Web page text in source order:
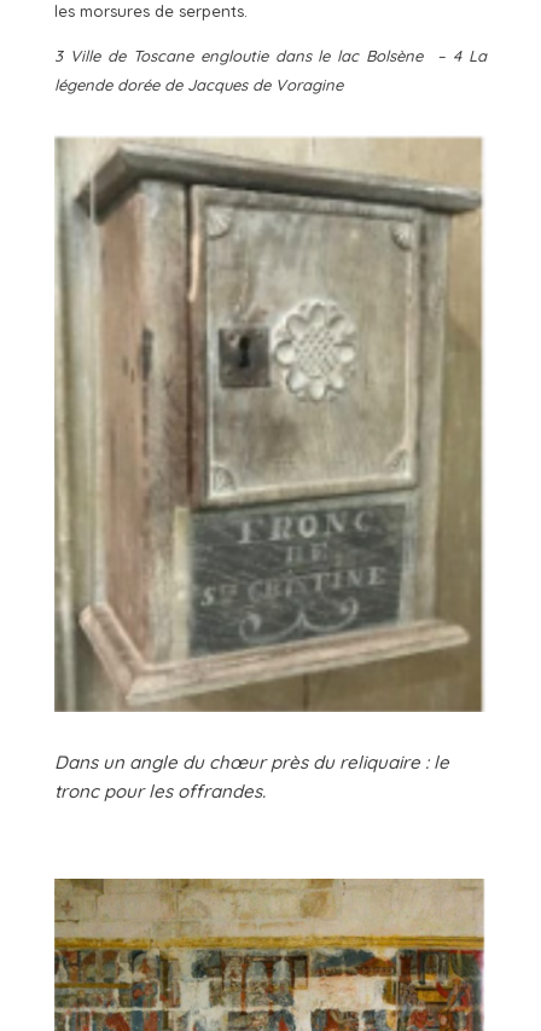
les morsures de serpents.
3 Ville de Toscane engloutie dans le lac Bolsène – 4 La
légende dorée de Jacques de Voragine
Dans un angle du chœur près du reliquaire : le
tronc pour les offrandes.